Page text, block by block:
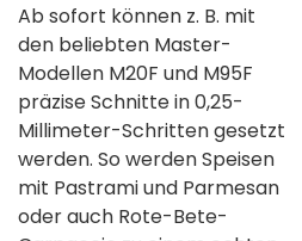
Ab sofort können z. B. mit
den beliebten Master-
Modellen M20F und M95F
präzise Schnitte in 0,25-
Millimeter-Schritten gesetzt
werden. So werden Speisen
mit Pastrami und Parmesan
oder auch Rote-Bete-